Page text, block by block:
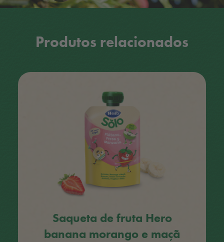
Produtos relacionados
Saqueta de fruta Hero
banana morango e maçã